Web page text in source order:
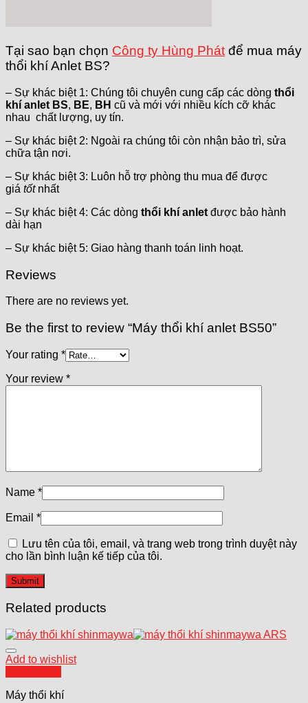
Tại sao bạn chọn Công ty Hùng Phát để mua máy
thổi khí Anlet BS?
– Sự khác biệt 1: Chúng tôi chuyên cung cấp các dòng thổi
khí anlet BS, BE, BH cũ và mới với nhiều kích cỡ khác
nhau chất lượng, uy tín.
– Sự khác biệt 2: Ngoài ra chúng tôi còn nhận bảo trì, sửa
chữa tận nơi.
– Sự khác biệt 3: Luôn hỗ trợ phòng thu mua để được
giá tốtnhất
– Sự khác biệt 4: Các dòng thổi khí anlet được bảo hành
dài hạn
– Sự khác biệt 5: Giao hàng thanh toán linh hoạt.
Reviews
There are no reviews yet.
Be the first to review “Máy thổi khí anlet BS50”
Your rating *
Your review *
Name *
Email *
Lưu tên của tôi, email, và trang web trong trình duyệt này
cho lần bình luận kế tiếp của tôi.
Related products
Add to wishlist
Máy thổi khí